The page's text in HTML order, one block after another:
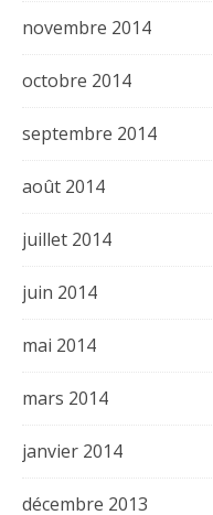
novembre 2014
octobre 2014
septembre 2014
août 2014
juillet 2014
juin 2014
mai 2014
mars 2014
janvier 2014
décembre 2013